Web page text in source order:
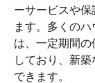
ーサービスや
ます。多くの
は、一定期間
しており、新
できます。